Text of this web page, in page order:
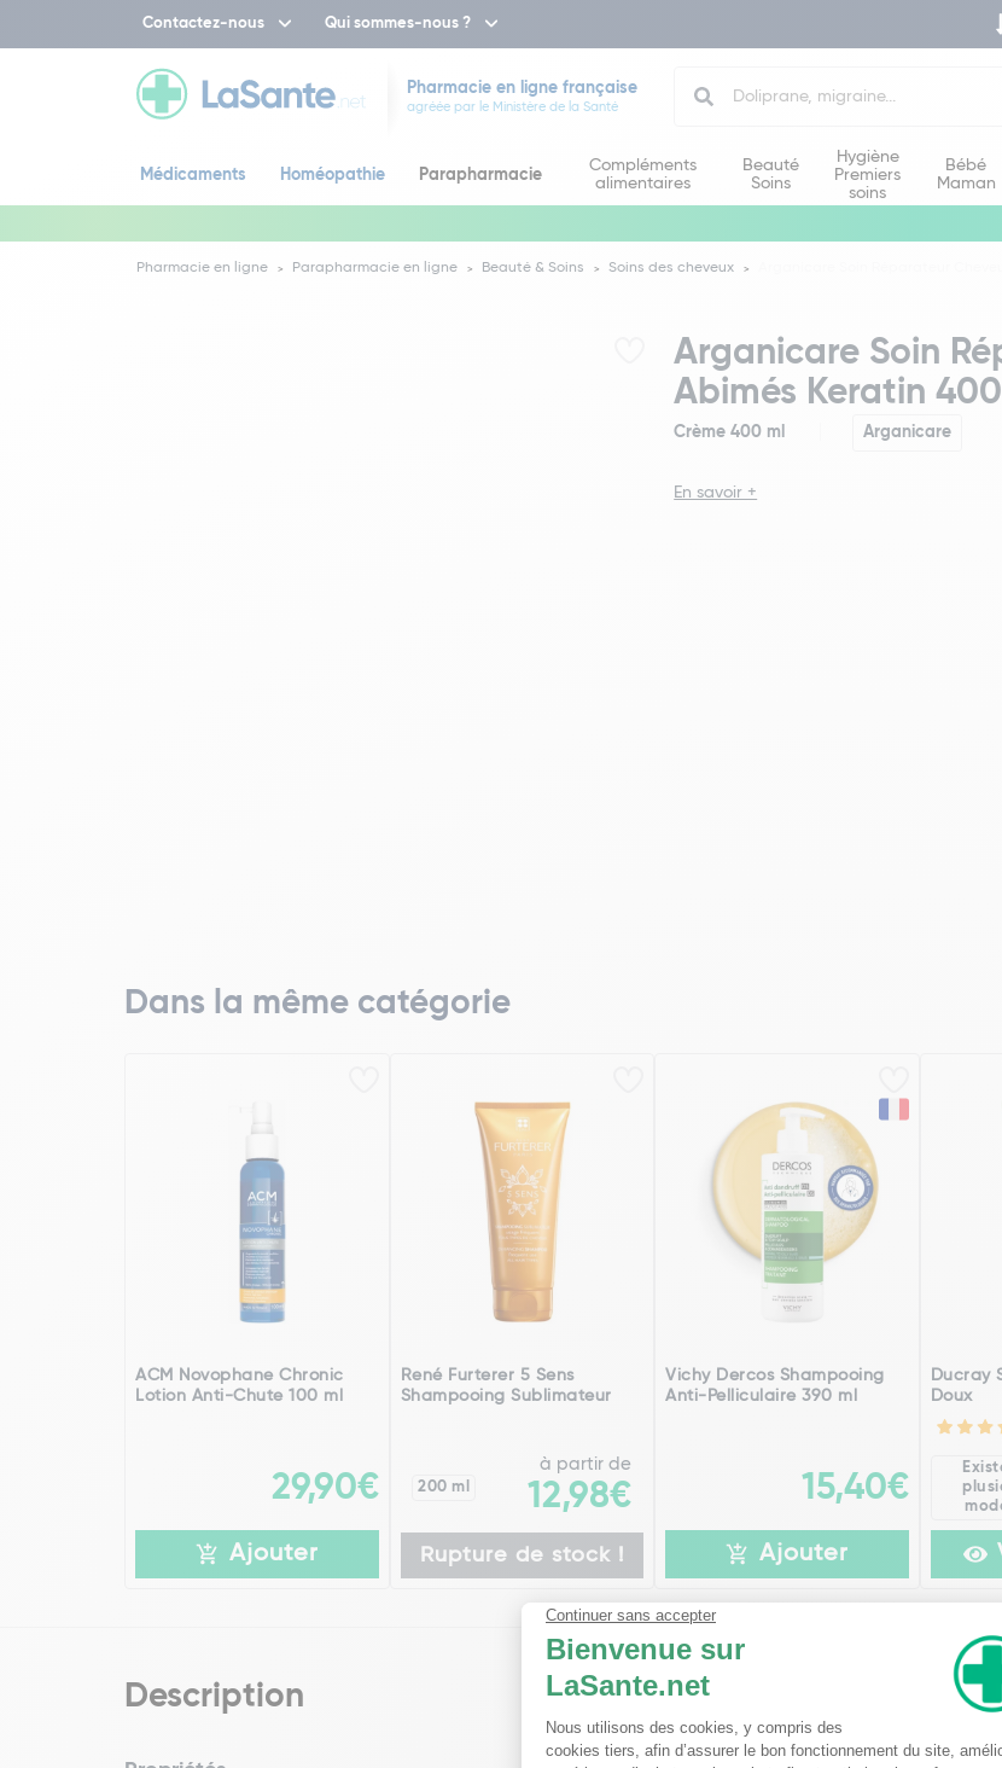
Contactez-nous Qui sommes-nous ?
Pharmacie en ligne française
agréée par le Ministère de la Santé
Médicaments Homéopathie Parapharmacie
Compléments
alimentaires
Beauté
Soins
Hygiène
Premiers
soins
Bébé
Maman
Pharmacie en ligne Parapharmacie en ligne Beauté & Soins Soins des cheveux
Arganicare Soin
Abimés Keratin
Crème 400 ml Arganicare
En savoir +
Dans la même catégorie
ACM Novophane Chronic
Lotion Anti-Chute 100 ml
29,90€
Ajouter
René Furterer 5 Sens
Shampooing Sublimateur
200 ml
à partir de
12,98€
Rupture de stock !
Vichy Dercos Shampooing
Anti-Pelliculaire 390 ml
15,40€
Ajouter
Ducray
Doux
Description